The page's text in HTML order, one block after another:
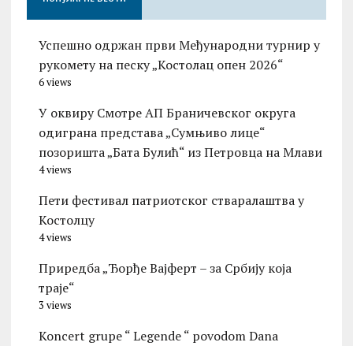
Успешно одржан први Међународни турнир у
рукомету на песку „Костолац опен 2026“
6 views
У оквиру Смотре АП Браничевског округа
одиграна представа „Сумњиво лице“
позоришта „Бата Булић“ из Петровца на Млави
4 views
Пети фестивал патриотског стваралаштва у
Костолцу
4 views
Приредба „Ђорђе Вајферт – за Србију која
траје“
3 views
Koncert grupe “ Legende “ povodom Dana